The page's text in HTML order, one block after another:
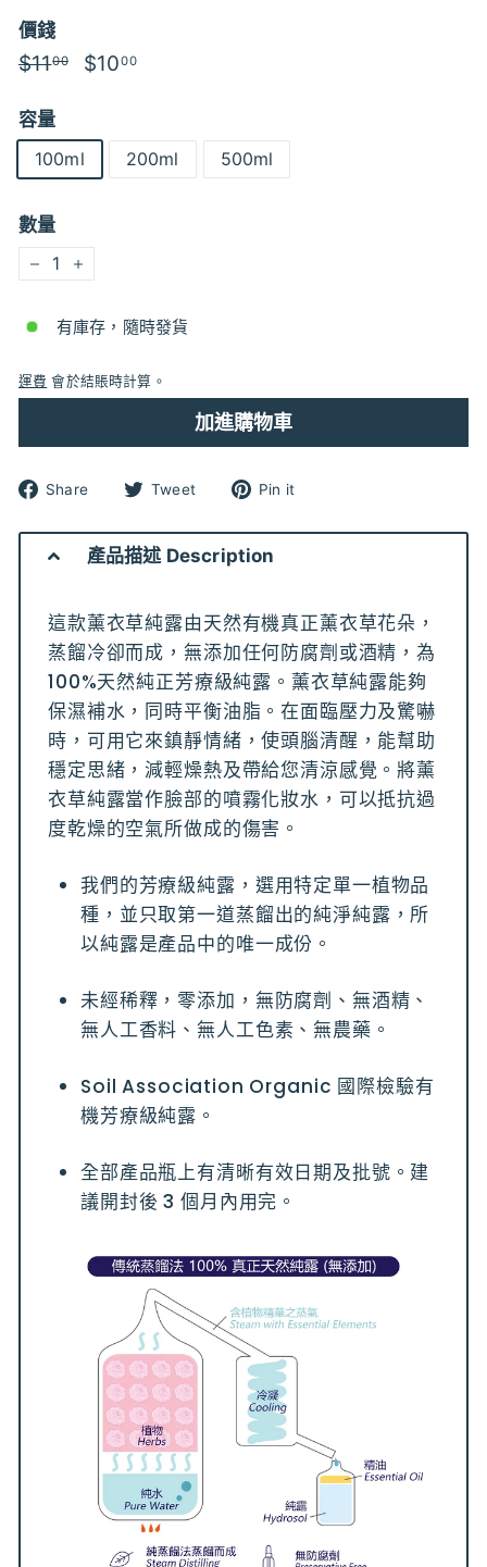
價錢
特
$1100$11.00
特
$1000$10.00
容量
100ml
200ml 500ml
數量
− +
有庫存，隨時發貨
運費 會於結賬時計算。
加進購物車
Share
到
Facebook
Tweet
到
Twitter
Pin it
到
產品描述 Description
這款薰衣草純露由天然有機真正薰衣草花朵，
蒸餾冷卻而成，無添加任何防腐劑或酒精，為
100%天然純正芳療級純露。薰衣草純露能夠
保濕補水，同時平衡油脂。在面臨壓力及驚嚇
時，可用它來鎮靜情緒，使頭腦清醒，能幫助
穩定思緒，減輕燥熱及帶給您清涼感覺。將薰
衣草純露當作臉部的噴霧化妝水，可以抵抗過
度乾燥的空氣所做成的傷害。
我們的芳療級純露，選用特定單一植物品
種，並只取第一道蒸餾出的純淨純露，所
以純露是產品中的唯一成份。
未經稀釋，零添加，無防腐劑、無酒精、
無人工香料、無人工色素、無農藥。
Soil Association Organic 國際檢驗有
機芳療級純露。
全部產品瓶上有清晰有效日期及批號。建
議開封後 3 個月內用完。